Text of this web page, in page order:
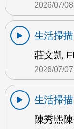
2026/07/08
生活掃描
莊文凱
2026/07/07
生活掃描
陳秀熙